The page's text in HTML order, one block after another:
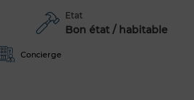
Etat
Bon état / habitable
Concierge